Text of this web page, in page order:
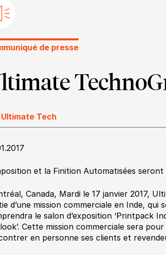
de presse
Tech
et la Finition Automatisées
Canada, Mardi le 17 janvier 2017,
d’une mission commerciale en Inde, qui
le salon d’exposition ‘Printpack
Cette mission commerciale sera
en personne ses clients et